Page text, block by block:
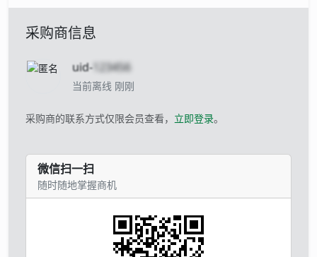
采购商信息
uid- 123456
当前离线 刚刚
采购商的联系方式仅限会员查看， 立即登录。
微信扫一扫
随时随地掌握商机